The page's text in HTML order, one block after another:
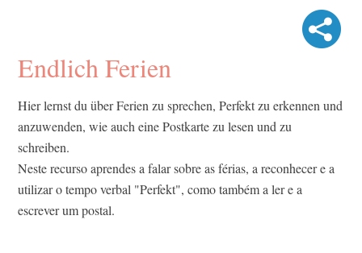
Endlich Ferien
Hier lernst du über Ferien zu sprechen, Perfekt zu erkennen und
anzuwenden, wie auch eine Postkarte zu lesen und zu
schreiben.
Neste recurso aprendes a falar sobre as férias, a reconhecer e a
utilizar o tempo verbal "Perfekt", como também a ler e a
escrever um postal.